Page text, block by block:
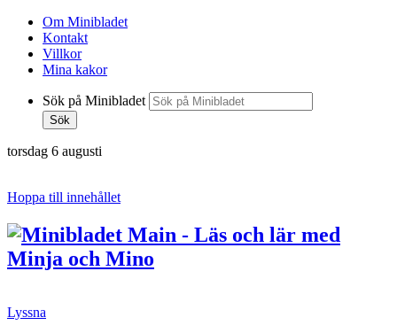
Om Minibladet
Kontakt
Villkor
Mina kakor
Sök på Minibladet
Sök
torsdag 6 augusti
Hoppa till innehållet
Lyssna